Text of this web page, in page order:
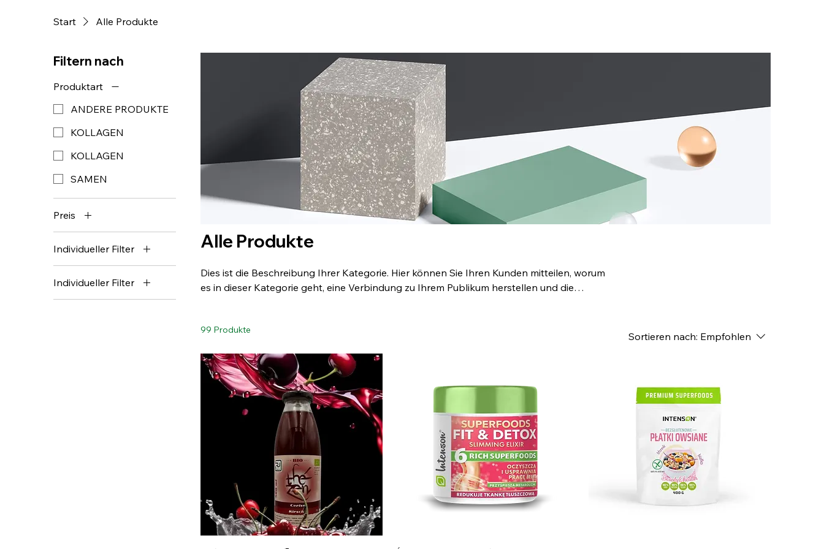
Start Alle Produkte
Filtern nach
Produktart
ANDERE PRODUKTE
KOLLAGEN
KOLLAGEN
SAMEN
Preis
1 CHF 50 CHF
Individueller Filter
Individueller Filter
Alle Produkte
Dies ist die Beschreibung Ihrer Kategorie. Hier können Sie Ihren Kunden mitteilen, worum
es in dieser Kategorie geht, eine Verbindung zu Ihrem Publikum herstellen und die
99 Produkte
Sortieren nach: Empfohlen